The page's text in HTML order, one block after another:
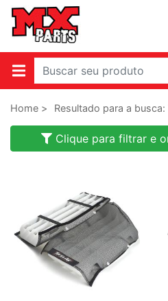
Home > Resultado para a
Clique para filtrar e